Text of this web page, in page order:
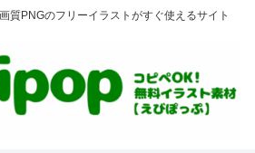
のフリーイラストがすぐ使えるサイト